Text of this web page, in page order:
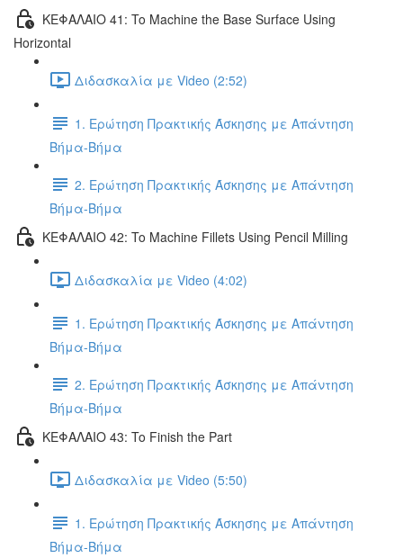
ΚΕΦΑΛΑΙΟ 41: To Machine the Base Surface Using
Horizontal
Διδασκαλία με Video (2:52)
1. Ερώτηση Πρακτικής Άσκησης με Απάντηση
Βήμα-Βήμα
2. Ερώτηση Πρακτικής Άσκησης με Απάντηση
Βήμα-Βήμα
ΚΕΦΑΛΑΙΟ 42: To Machine Fillets Using Pencil Milling
Διδασκαλία με Video (4:02)
1. Ερώτηση Πρακτικής Άσκησης με Απάντηση
Βήμα-Βήμα
2. Ερώτηση Πρακτικής Άσκησης με Απάντηση
Βήμα-Βήμα
ΚΕΦΑΛΑΙΟ 43: To Finish the Part
Διδασκαλία με Video (5:50)
1. Ερώτηση Πρακτικής Άσκησης με Απάντηση
Βήμα-Βήμα